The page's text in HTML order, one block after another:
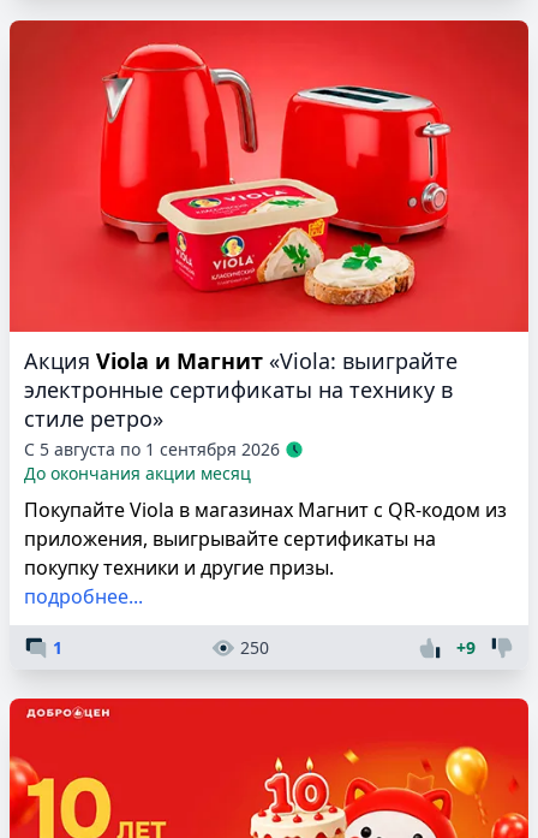
Акция Viola и Магнит «Viola: выиграйте
электронные сертификаты на технику в
стиле ретро»
С 5 августа по 1 сентября 2026
До окончания акции месяц
Покупайте Viola в магазинах Магнит с QR-кодом из
приложения, выигрывайте сертификаты на
покупку техники и другие призы.
подробнее...
1 250 +9